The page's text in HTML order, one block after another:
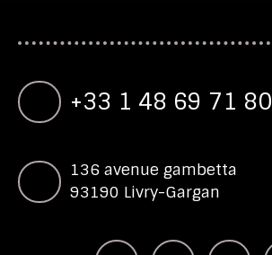
+33 1 48 69 71 80
136 avenue gambetta
93190 Livry-Gargan